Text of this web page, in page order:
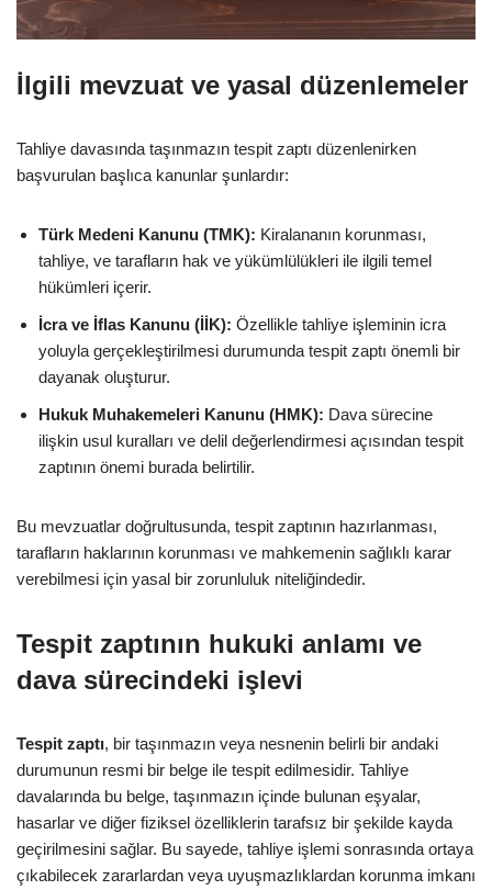
İlgili mevzuat ve yasal düzenlemeler
Tahliye davasında taşınmazın tespit zaptı düzenlenirken
başvurulan başlıca kanunlar şunlardır:
Türk Medeni Kanunu (TMK): Kiralananın korunması,
tahliye, ve tarafların hak ve yükümlülükleri ile ilgili temel
hükümleri içerir.
İcra ve İflas Kanunu (İİK): Özellikle tahliye işleminin icra
yoluyla gerçekleştirilmesi durumunda tespit zaptı önemli bir
dayanak oluşturur.
Hukuk Muhakemeleri Kanunu (HMK): Dava sürecine
ilişkin usul kuralları ve delil değerlendirmesi açısından tespit
zaptının önemi burada belirtilir.
Bu mevzuatlar doğrultusunda, tespit zaptının hazırlanması,
tarafların haklarının korunması ve mahkemenin sağlıklı karar
verebilmesi için yasal bir zorunluluk niteliğindedir.
Tespit zaptının hukuki anlamı ve
dava sürecindeki işlevi
Tespit zaptı, bir taşınmazın veya nesnenin belirli bir andaki
durumunun resmi bir belge ile tespit edilmesidir. Tahliye
davalarında bu belge, taşınmazın içinde bulunan eşyalar,
hasarlar ve diğer fiziksel özelliklerin tarafsız bir şekilde kayda
geçirilmesini sağlar. Bu sayede, tahliye işlemi sonrasında ortaya
çıkabilecek zararlardan veya uyuşmazlıklardan korunma imkanı